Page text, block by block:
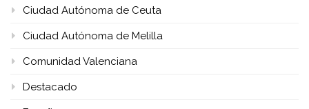
Ciudad Autónoma de Ceuta
Ciudad Autónoma de Melilla
Comunidad Valenciana
Destacado